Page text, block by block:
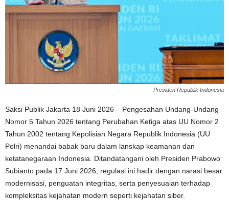
Presiden Republik Indonesia
Saksi Publik Jakarta 18 Juni 2026 – Pengesahan Undang-Undang
Nomor 5 Tahun 2026 tentang Perubahan Ketiga atas UU Nomor 2
Tahun 2002 tentang Kepolisian Negara Republik Indonesia (UU
Polri) menandai babak baru dalam lanskap keamanan dan
ketatanegaraan Indonesia. Ditandatangani oleh Presiden Prabowo
Subianto pada 17 Juni 2026, regulasi ini hadir dengan narasi besar
modernisasi, penguatan integritas, serta penyesuaian terhadap
kompleksitas kejahatan modern seperti kejahatan siber.